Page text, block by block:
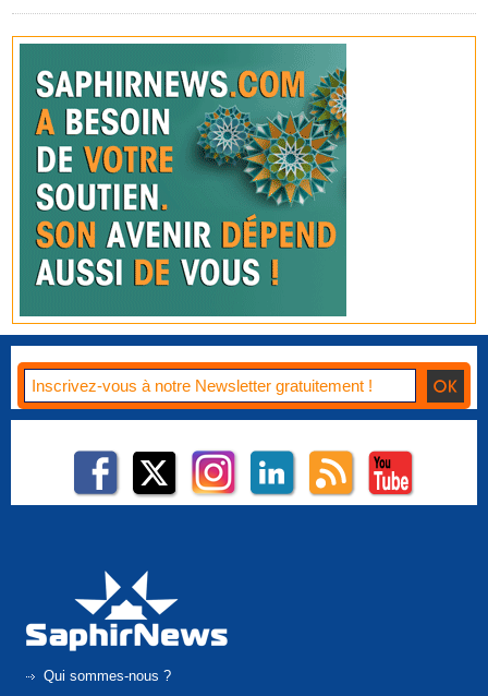
Qui sommes-nous ?